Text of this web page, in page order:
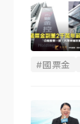
#國票金